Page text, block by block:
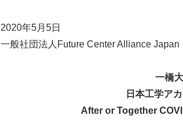
2020年5月5日
一般社団法人Future Center Alliance Japan
一橋
日本工学ア
After or Together